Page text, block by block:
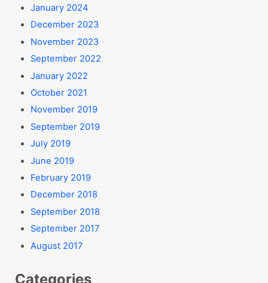
January 2024
December 2023
November 2023
September 2022
January 2022
October 2021
November 2019
September 2019
July 2019
June 2019
February 2019
December 2018
September 2018
September 2017
August 2017
Categories